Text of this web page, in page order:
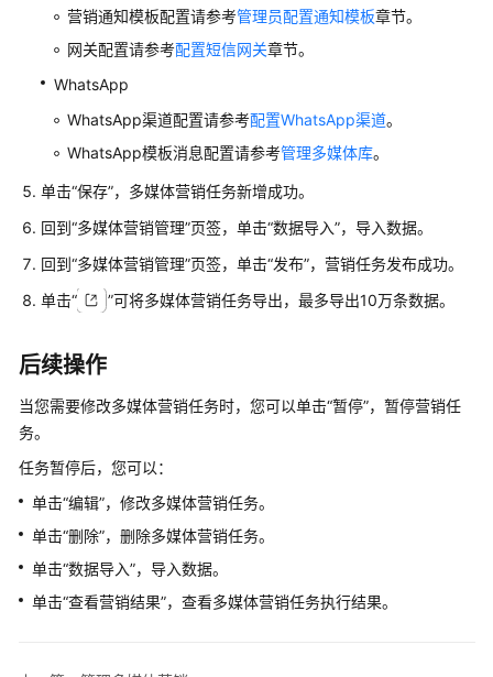
务
概
创
建
呼
任
前
准
备
管
外
任
管
理
媒
营销通知模板配置请参考管理员配置通知模板章节。
网关配置请参考配置短信网关章节。
WhatsApp
WhatsApp渠道配置请参考配置WhatsApp渠道。
WhatsApp模板消息配置请参考管理多媒体库。
单击“保存”，多媒体营销任务新增成功。
回到 “多媒体营销管理”页签，单击“数据导入”，导入数据。
回到 “多媒体营销管理”页签，单击“发布”，营销任务发布成功。
单击“ ”可将多媒体营销任务导出，最多导出10万条数据。
后续操作
当您需要修改多媒体营销任务时，您可以单击“暂停”，暂停营销任
务。
任务暂停后，您可以：
单击“编辑”，修改多媒体营销任务。
单击“删除”，删除多媒体营销任务。
单击“数据导入”，导入数据。
单击“查看营销结果”，查看多媒体营销任务执行结果。